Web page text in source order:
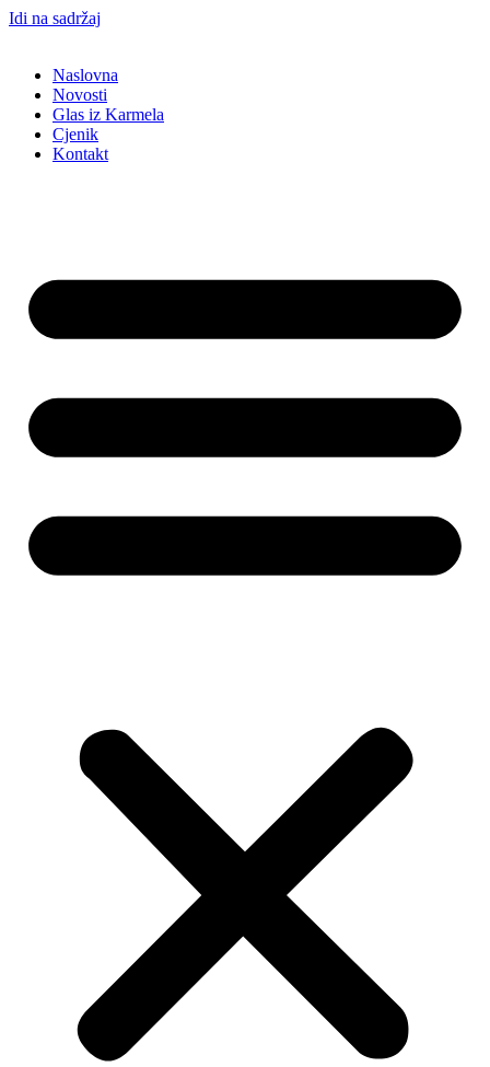
Idi na sadržaj
Naslovna
Novosti
Glas iz Karmela
Cjenik
Kontakt